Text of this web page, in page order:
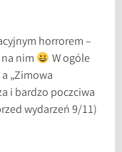
horrorem –
nim
W ogóle
„Zimowa
i bardzo poczciwa
wydarzeń 9/11)